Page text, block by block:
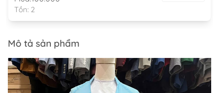
Tồn: 2
Mô tả sản phẩm